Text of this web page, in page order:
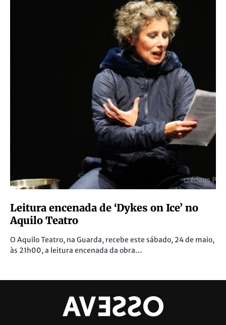
Leitura encenada de ‘Dykes on Ice’ no
Aquilo Teatro
O Aquilo Teatro, na Guarda, recebe este sábado, 24 de maio,
às 21h00, a leitura encenada da obra…